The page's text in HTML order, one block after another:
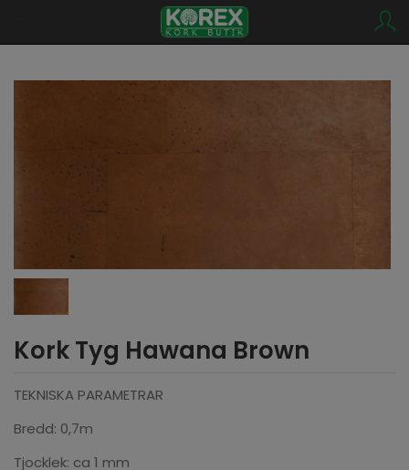
Kork Tyg Hawana Brown
TEKNISKA PARAMETRAR
Bredd: 0,7m
Tjocklek: ca 1 mm